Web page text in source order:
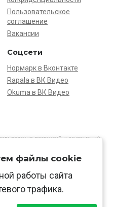
Пользовательское
соглашение
Вакансии
Соцсети
Нормарк в Вконтакте
Rapala в ВК Видео
Okuma в ВК Видео
претензий и рекламаций,
отличаться от указанных на сайте.
ОГРН 1037739603505
технологиив соответствии
файлы cookie
работы сайта
трафика.